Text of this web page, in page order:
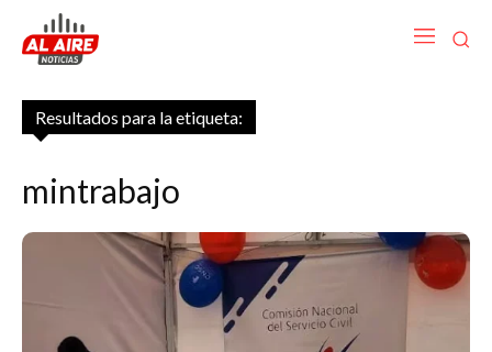
Resultados para la etiqueta:
mintrabajo